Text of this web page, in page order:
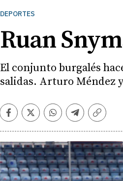
DEPORTES
Ruan
El conjunto burgalés
salidas. Arturo Méndez
Facebook
TwitterWhatsapp
Telegram
Copiar